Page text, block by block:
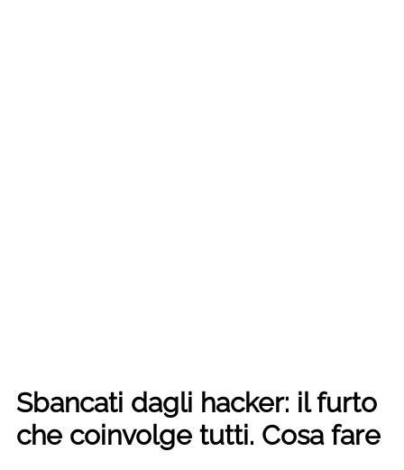
Sbancati dagli hacker: il furto
che coinvolge tutti. Cosa fare